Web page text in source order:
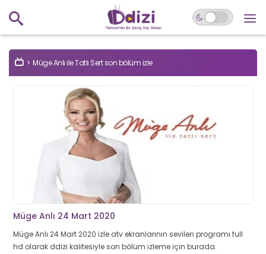
Müge Anlı ile Tatlı Sert son bölüm izle
Müge Anlı 24 Mart 2020
Müge Anlı 24 Mart 2020 izle atv ekranlarının sevilen programı full
hd olarak ddizi kalitesiyle son bölüm izleme için burada.